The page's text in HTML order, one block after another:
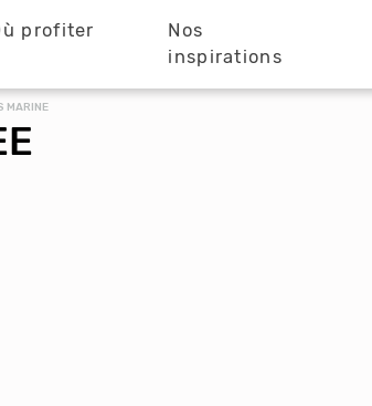
profiter
Nos
inspirations
MARINE